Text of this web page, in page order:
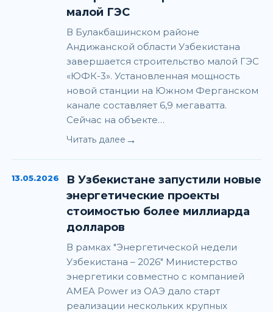
малой ГЭС
В Булакбашинском районе
Андижанской области Узбекистана
завершается строительство малой ГЭС
«ЮФК-3». Установленная мощность
новой станции на Южном Ферганском
канале составляет 6,9 мегаватта.
Сейчас на объекте…
Читать далее →
13.05.2026
В Узбекистане запустили новые
энергетические проекты
стоимостью более миллиарда
долларов
В рамках "Энергетической недели
Узбекистана – 2026" Министерство
энергетики совместно с компанией
AMEA Power из ОАЭ дало старт
реализации нескольких крупных